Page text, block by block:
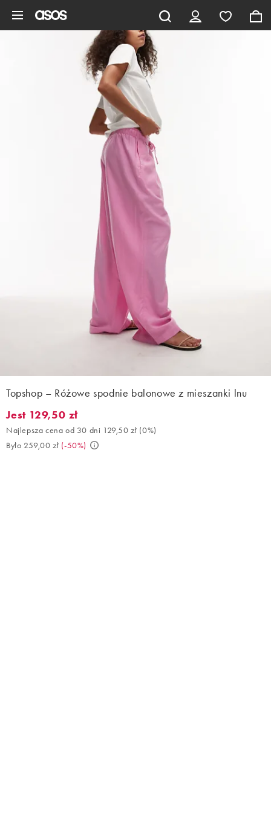
Topshop – Różowe spodnie balonowe z mieszanki lnu
Jest 129,50 zł. Najlepsza cena od 30 dni 129,50 zł (0%). Było
Jest 129,50 zł
Najlepsza cena od 30 dni 129,50 zł (0%)
Było 259,00 zł (-50%)